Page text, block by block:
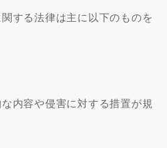
する法律は主に以下のものを
内容や侵害に対する措置が規